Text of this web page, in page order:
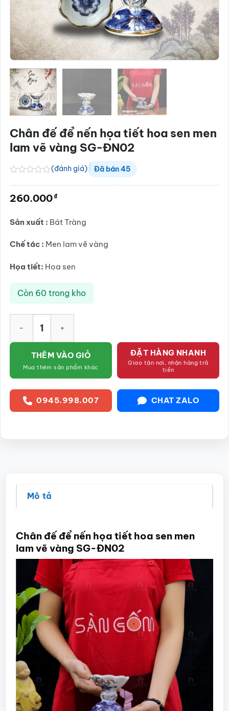
Chân đế để nến họa tiết hoa sen men
lam vẽ vàng SG-ĐN02
hạng
sao
(đánh giá) Đã bán45
260.000₫
Sản xuất : Bát Tràng
Chế tác : Men lam vẽ vàng
Họa tiết: Hoa sen
Còn 60 trong kho
THÊM VÀO GIỎ
Mua thêm sản phẩm khác
ĐẶT HÀNG NHANH
Giao tận nơi, nhận hàng trả
tiền
0945.998.007 CHAT ZALO
Mô tả
Chân đế để nến họa tiết hoa sen men
lam vẽ vàng SG-ĐN02